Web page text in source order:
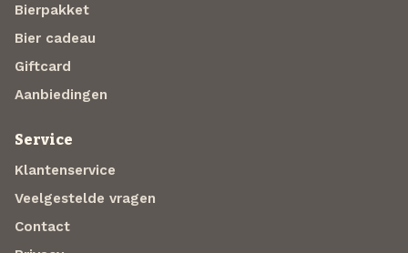
Bierpakket
Bier cadeau
Giftcard
Aanbiedingen
Service
Klantenservice
Veelgestelde vragen
Contact